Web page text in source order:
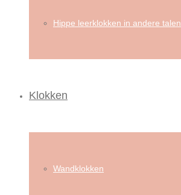
Hippe leerklokken in andere talen
Klokken
Wandklokken